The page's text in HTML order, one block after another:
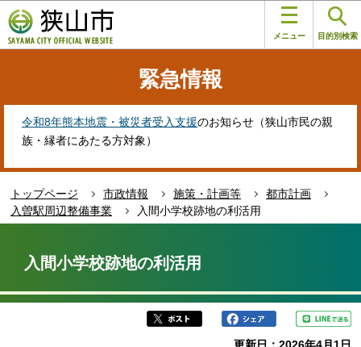
の
ペ
す
メニュー 目的別検索
緊急情報
令和8年熊本地震・被災者受入支援のお知らせ（狭山市民の親
族・縁者にあたる方対象）
トップページ 市政情報 施策・計画等
都市計画
入曽駅周辺整備事業
入間小学校跡地の利活用
か
入間小学校跡地の利活用